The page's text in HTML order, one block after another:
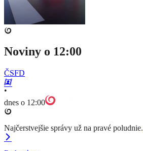
Noviny o 12:00
ČSFD
•
dnes o 12:00
Najčerstvejšie správy už na pravé poludnie.